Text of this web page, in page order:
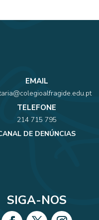
EMAIL
TELEFONE
214 715 795
DE DENÚNCIAS
SIGA-NOS